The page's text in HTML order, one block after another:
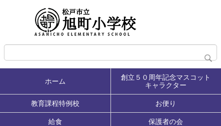
ホーム
創立５０周年記念マスコット
キャラクター
教育課程特例校 お便り
給食 保護者の会